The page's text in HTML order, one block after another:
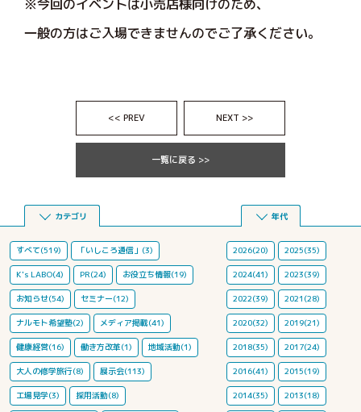
※今回のイベントは小売店様向けのため、
一般の方はご入場できませんのでご了承ください。
<< PREV NEXT >>
一覧に戻る >>
カテゴリ
すべて(519) 「いしころ通信」(3)
K's LABO(4) PR(24) お役立ち情報(19)
お知らせ(54) セミナー(12)
ナルモト希望塾(2) メディア掲載(41)
健康経営(16) 働き方改革(1) 地域活動(1)
大人の修学旅行(8) 展示会(113)
工場見学(3) 採用活動(8)
年代
2026(20) 2025(35)
2024(41) 2023(39)
2022(39) 2021(28)
2020(32) 2019(21)
2018(35) 2017(24)
2016(41) 2015(19)
2014(35) 2013(18)